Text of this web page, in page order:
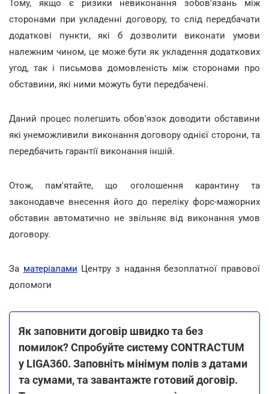
Тому, якщо є ризики невиконання зобов'язань між
сторонами при укладенні договору, то слід передбачати
додаткові пункти, які б дозволити виконати умови
належним чином, це може бути як укладення додаткових
угод, так і письмова домовленість між сторонами про
обставини, які ними можуть бути передбачені.
Даний процес полегшить обов'язок доводити обставини
які унеможливили виконання договору однієї сторони, та
передбачить гарантії виконання іншій.
Отож, пам'ятайте, що оголошення карантину та
законодавче внесення його до переліку форс-мажорних
обставин автоматично не звільняє від виконання умов
договору.
За матеріалами Центру з надання безоплатної правової
допомоги
Як заповнити договір швидко та без
помилок? Спробуйте систему CONTRACTUM
у LIGA360. Заповніть мінімум полів з датами
та сумами, та завантажте готовий договір.